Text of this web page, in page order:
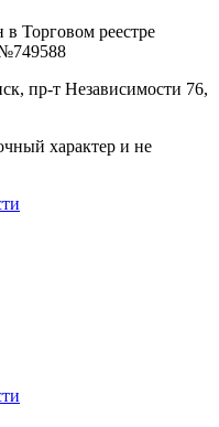
в Торговом реестре
№749588
пр-т Независимости 76,
характер и не